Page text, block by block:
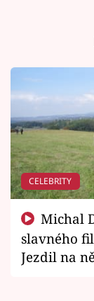
Sledujte nás
CELEBRITY
slavného
Jezdil na